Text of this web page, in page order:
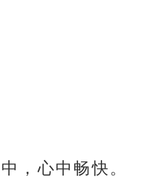
，心中畅快。